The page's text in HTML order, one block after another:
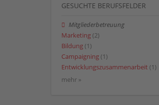
GESUCHTE BERUFSFELDER
Mitgliederbetreuung
Marketing (2)
Bildung (1)
Campaigning (1)
Entwicklungszusammenarbeit (1)
mehr »